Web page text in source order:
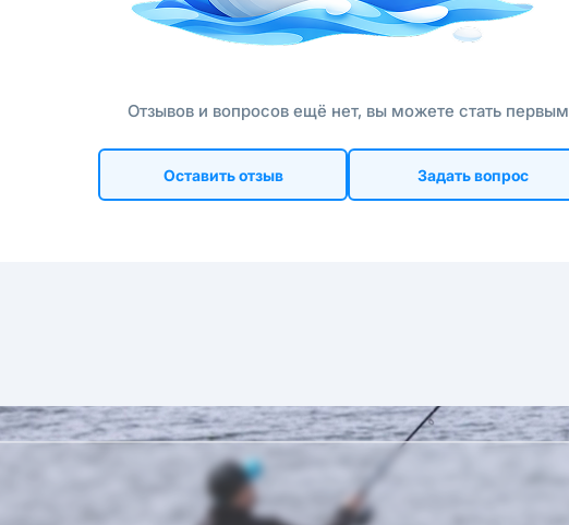
Отзывов и вопросов ещё нет, вы можете стать первым
Оставить отзыв Задать вопрос